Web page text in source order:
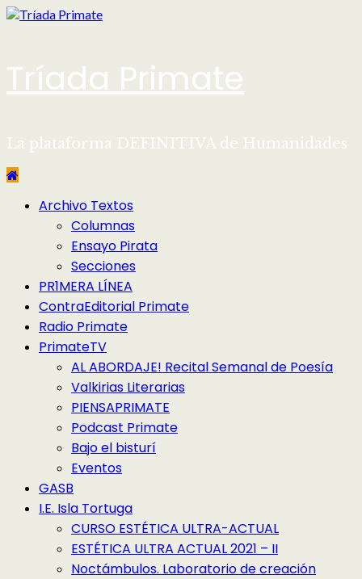
Saltar
Tríada Primate
La plataforma DEFINITIVA de Humanidades
Menú Archivo Textos
Columnas
Ensayo Pirata
Secciones
PR1MERA LÍNEA
ContraEditorial Primate
Radio Primate
PrimateTV
AL ABORDAJE! Recital Semanal de Poesía
Valkirias Literarias
PIENSAPRIMATE
Podcast Primate
Bajo el bisturí
Eventos
GASB
I.E. Isla Tortuga
CURSO ESTÉTICA ULTRA-ACTUAL
ESTÉTICA ULTRA ACTUAL 2021 – II
Noctámbulos. Laboratorio de creación